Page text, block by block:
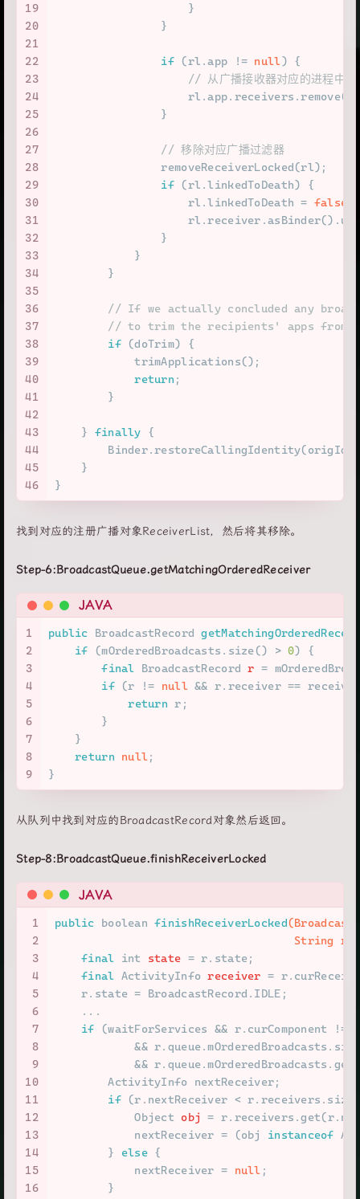
19
20
21
22
23
24
25
26
27
28
29
30
31
32
33
34
35
36
37
38
39
40
41
42
43
44
45
46
                    }
                }
if (rl.app != null) {
// 从广播接收器对应的进程中移
                }
// 移除对应广播过滤器
                removeReceiverLocked(rl);
if (rl.linkedToDeath) {
                    rl.linkedToDeath =
false
                }
            }
        }
// If we actually concluded any
// to trim the recipients' apps from
if (doTrim) {
            trimApplications();
return ;
        }
    }
finally {
        Binder.restoreCallingIdentity(origId);
    }
}
找到对应的注册广播对象ReceiverList，然后将其移除。
Step-6:BroadcastQueue.getMatchingOrderedReceiver
JAVA
1
2
3
4
5
6
7
8
9
public BroadcastRecord
if (mOrderedBroadcasts.size() > 0) {
final BroadcastRecord r =
if (r != null && r.receiver ==
return r;
        }
    }
return null;
}
从队列中找到对应的BroadcastRecord对象然后返回。
Step-8:BroadcastQueue.finishReceiverLocked
JAVA
1
2
3
4
5
6
7
8
9
10
11
12
13
14
15
16
public boolean finishReceiverLocked
String
final
int state = r.state;
final ActivityInfo receiver =
    r.state = BroadcastRecord.IDLE;
    ...
if (waitForServices && r.curComponent !=
&&
            && r.queue.mOrderedBroadcasts.get(
        ActivityInfo nextReceiver;
if (r.nextReceiver <
Object obj =
            nextReceiver = (obj
instanceof
        }
else {
            nextReceiver =
null ;
        }